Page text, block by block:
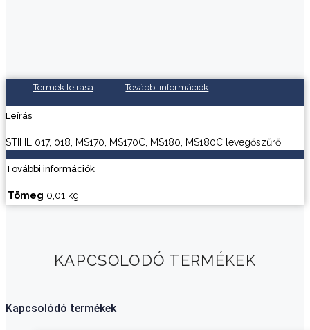
Termék leírása További információk
Leírás
STIHL 017, 018, MS170, MS170C, MS180, MS180C levegőszűrő
További információk
Tömeg 0,01 kg
KAPCSOLODÓ TERMÉKEK
Kapcsolódó termékek